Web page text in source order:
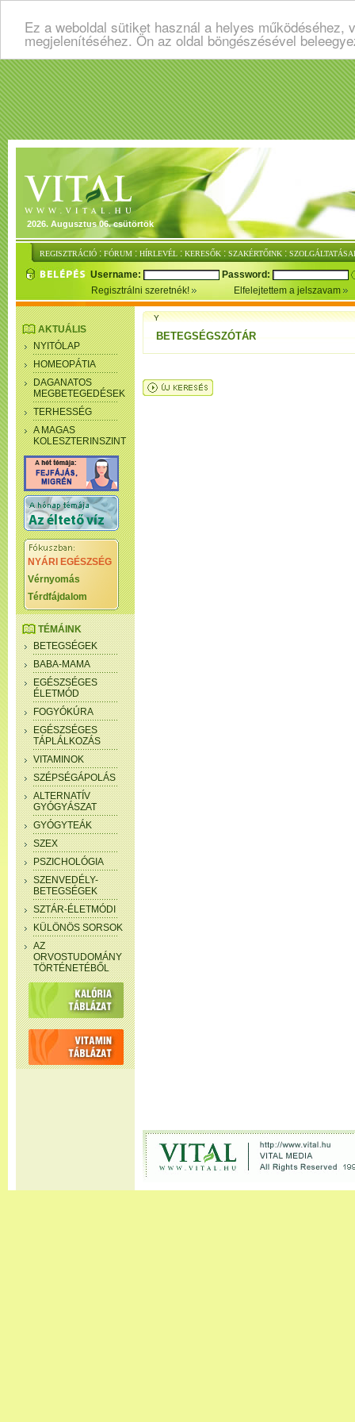
Ez a weboldal sütiket használ a helyes
megjelenítéséhez. Ön az oldal böngészésével
2026. Augusztus 06. csütörtök
REGISZTRÁCIÓ : FÓRUM : HÍRLEVÉL : KERESŐK : SZAKÉRTŐINK :
Username:
Password:
Regisztrálni szeretnék!
Elfelejtettem a jelszavam
AKTUÁLIS
NYITÓLAP
HOMEOPÁTIA
DAGANATOS
MEGBETEGEDÉSEK
TERHESSÉG
A MAGAS
KOLESZTERINSZINT
NYÁRI EGÉSZSÉG
Vérnyomás
Térdfájdalom
TÉMÁINK
BETEGSÉGEK
BABA-MAMA
EGÉSZSÉGES
ÉLETMÓD
FOGYÓKÚRA
EGÉSZSÉGES
TÁPLÁLKOZÁS
VITAMINOK
SZÉPSÉGÁPOLÁS
ALTERNATÍV
GYÓGYÁSZAT
GYÓGYTEÁK
SZEX
PSZICHOLÓGIA
SZENVEDÉLY-
BETEGSÉGEK
SZTÁR-ÉLETMÓDI
KÜLÖNÖS SORSOK
AZ
ORVOSTUDOMÁNY
TÖRTÉNETÉBŐL
Y
BETEGSÉGSZÓTÁR